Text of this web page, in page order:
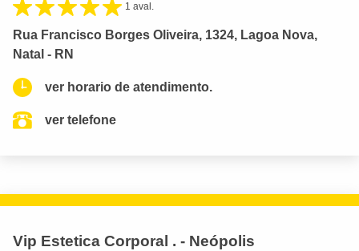
1 aval.
Rua Francisco Borges Oliveira, 1324, Lagoa Nova,
Natal - RN
ver horario de atendimento.
ver telefone
Vip Estetica Corporal . - Neópolis